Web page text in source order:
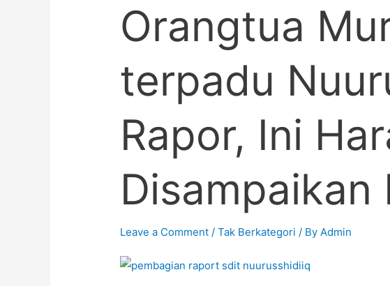
Orangtua
terpadu
Rapor, Ini
Disampaikan
Leave a Comment /Tak Berkategori / ByAdmin